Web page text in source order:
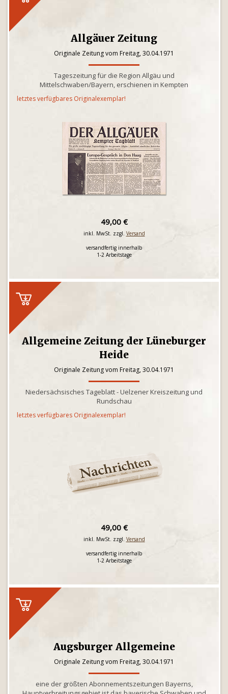
Allgäuer Zeitung
Originale Zeitung vom Freitag, 30.04.1971
Tageszeitung für die Region Allgäu und
Mittelschwaben/Bayern, erschienen in Kempten
letztes verfügbares Originalexemplar!
49,00 €
inkl. MwSt. zzgl. Versand
versandfertig innerhalb
1-2 Arbeitstage
Allgemeine Zeitung der Lüneburger
Heide
Originale Zeitung vom Freitag, 30.04.1971
Niedersächsisches Tageblatt - Uelzener Kreiszeitung und
Rundschau
letztes verfügbares Originalexemplar!
49,00 €
inkl. MwSt. zzgl. Versand
versandfertig innerhalb
1-2 Arbeitstage
Augsburger Allgemeine
Originale Zeitung vom Freitag, 30.04.1971
eine der größten Abonnementszeitungen Bayerns,